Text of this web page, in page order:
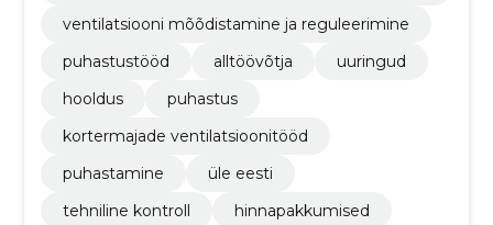
ventilatsiooni mõõdistamine ja reguleerimine
puhastustööd
alltöövõtja
uuringud
hooldus
puhastus
kortermajade ventilatsioonitööd
puhastamine
üle eesti
tehniline kontroll
hinnapakkumised